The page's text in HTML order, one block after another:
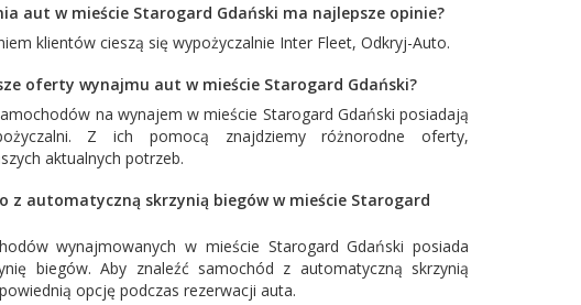
aut w mieście Starogard Gdański ma najlepsze opinie?
klientów cieszą się wypożyczalnie Inter Fleet, Odkryj-Auto.
oferty wynajmu aut w mieście Starogard Gdański?
na wynajem w mieście Starogard Gdański posiadają
Z ich pomocą znajdziemy różnorodne oferty,
aktualnych potrzeb.
z automatyczną skrzynią biegów w mieście Starogard
wynajmowanych w mieście Starogard Gdański posiada
biegów. Aby znaleźć samochód z automatyczną skrzynią
opcję podczas rezerwacji auta.